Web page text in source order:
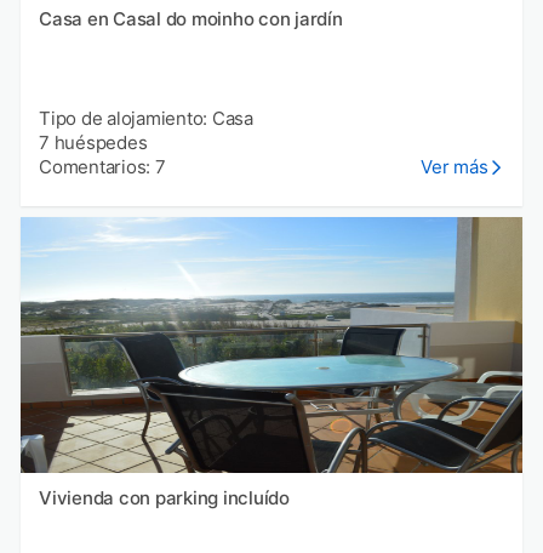
Casa en Casal do moinho con jardín
Tipo de alojamiento: Casa
7 huéspedes
Comentarios: 7
Ver más
Vivienda con parking incluído